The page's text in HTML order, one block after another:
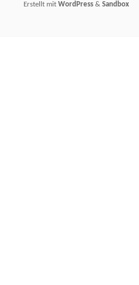
Erstellt mit WordPress & Sandbox